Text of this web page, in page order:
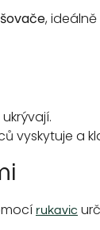
, ideálně
vyskytuje a
rukavic